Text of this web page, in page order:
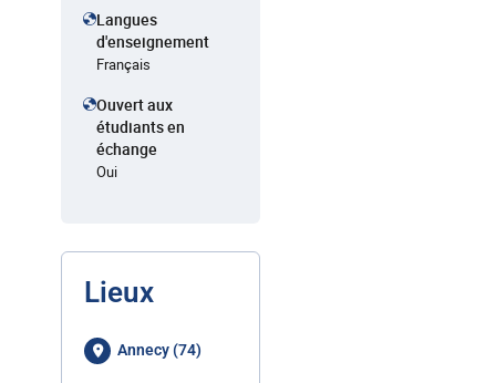
Langues
d'enseignement
Français
Ouvert aux
étudiants en
échange
Oui
Lieux
Annecy (74)